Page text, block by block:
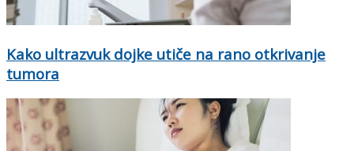
Kako ultrazvuk dojke utiče na rano otkrivanje
tumora